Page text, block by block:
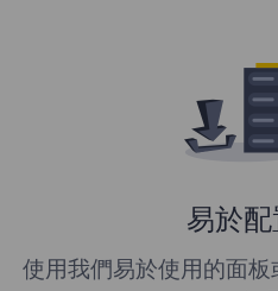
易於配
使用我們易於使用的面